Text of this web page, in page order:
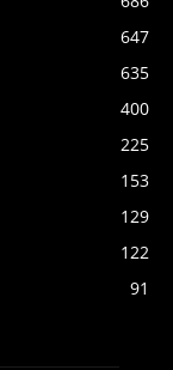
647
635
400
225
153
129
122
91